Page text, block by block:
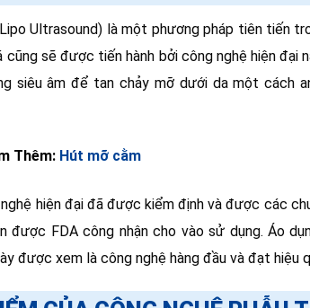
Ultrasound) là một phương pháp tiên tiến
cũng sẽ được tiến hành bởi công nghệ hiện đại
siêu âm để tan chảy mỡ dưới da một cách
Thêm: Hút mỡ cằm
hiện đại đã được kiểm định và được các
được FDA công nhận cho vào sử dụng. Áo
được xem là công nghệ hàng đầu và đạt hiệu